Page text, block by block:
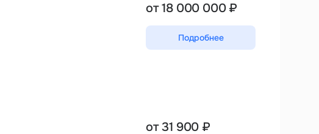
от 18 000 000 ₽
Подробнее
от 31 900 ₽